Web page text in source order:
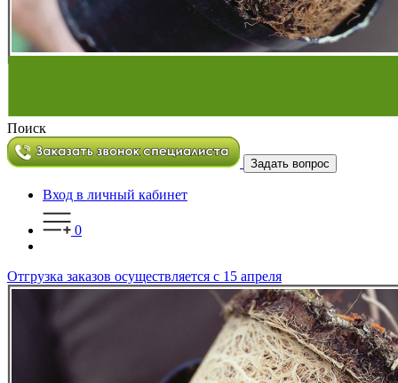
Поиск
Задать вопрос
Вход в личный кабинет
0
Отгрузка заказов осуществляется с 15 апреля